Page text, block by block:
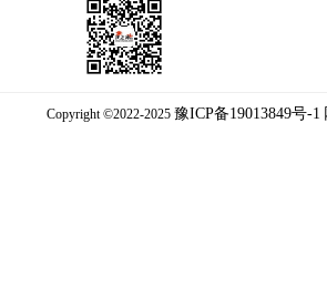
Copyright ©2022-2025 豫ICP备19013849号-1